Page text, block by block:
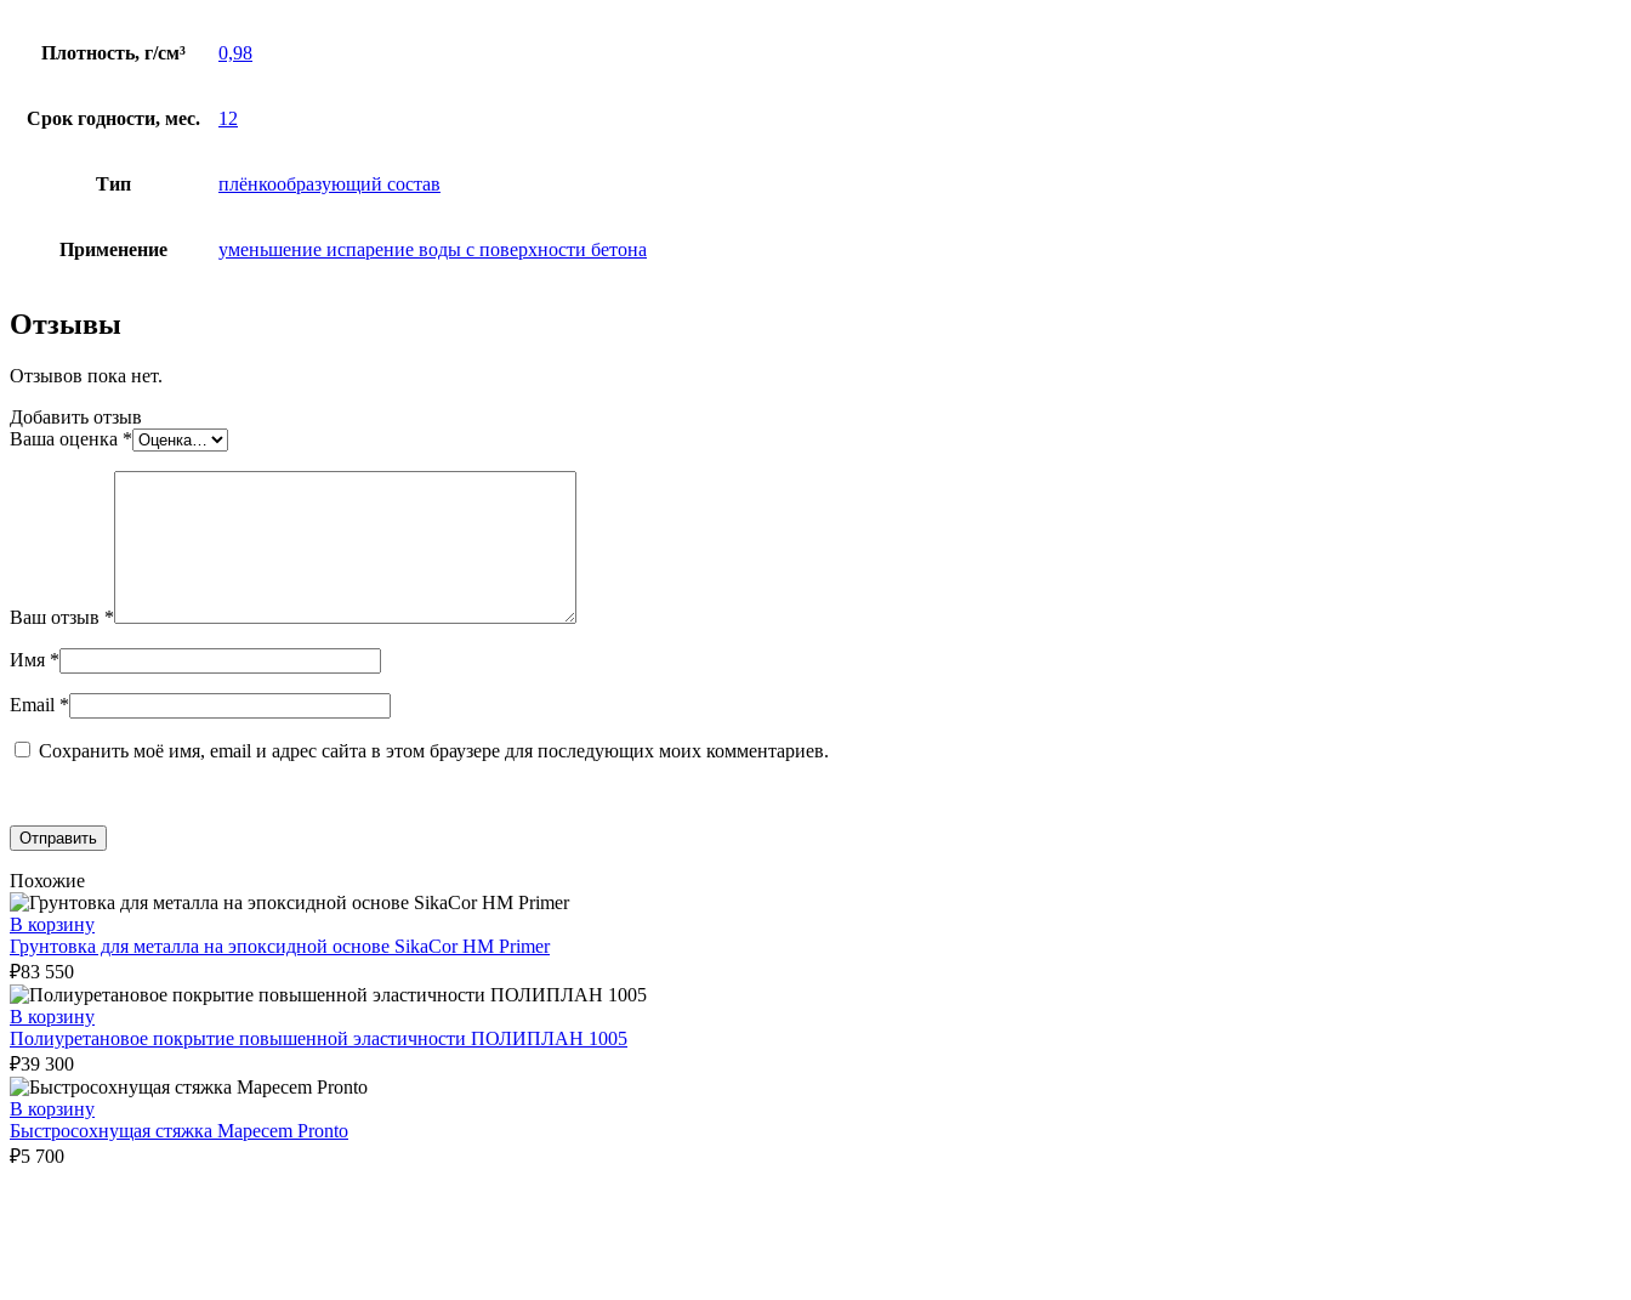
Плотность, г/см³ 0,98
Срок годности, мес. 12
Тип плёнкообразующий состав
Применение уменьшение испарение воды с поверхности бетона
Отзывы
Отзывов пока нет.
Добавить отзыв
Ваша оценка *
Ваш отзыв *
Имя *
Email *
Сохранить моё имя, email и адрес сайта в этом браузере для последующих моих комментариев.
Похожие
В корзину
Грунтовка для металла на эпоксидной основе SikaCor HM Primer
₽83 550
В корзину
Полиуретановое покрытие повышенной эластичности ПОЛИПЛАН 1005
₽39 300
В корзину
Быстросохнущая стяжка Mapecem Pronto
₽5 700